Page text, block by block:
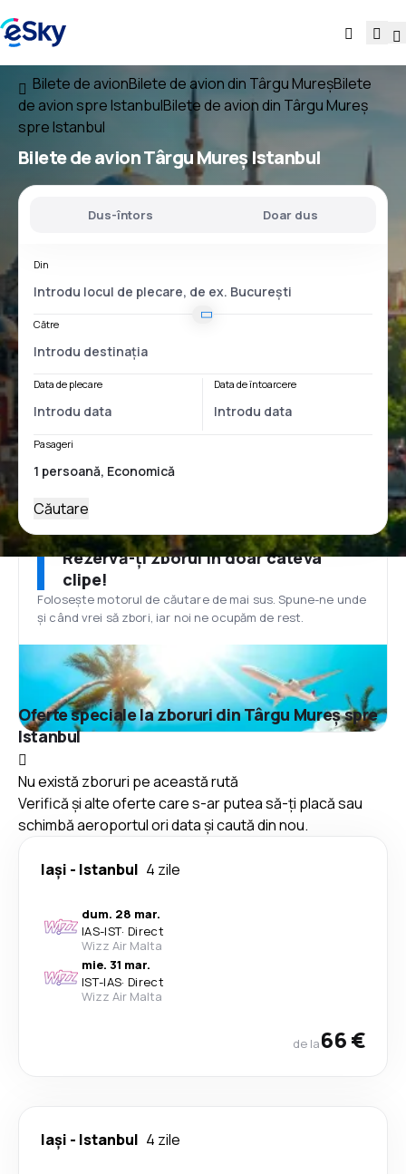
Bilete de avionBilete de avion din Târgu MureșBilete
de avion spre IstanbulBilete de avion din Târgu Mureș
spre Istanbul
Bilete de avionTârgu Mureș Istanbul
Dus-întors Doar dus
Din
Către
Data de plecare Data de întoarcere
Pasageri
Căutare
Rezervă-ți zborul în doar câteva
clipe!
Folosește motorul de căutare de mai sus. Spune-ne unde
și când vrei să zbori, iar noi ne ocupăm de rest.
Oferte speciale la zboruri din Târgu Mureș spre
Istanbul
Nu există zboruri pe această rută
Verifică și alte oferte care s-ar putea să-ți placă sau
schimbă aeroportul ori data și caută din nou.
Iași - Istanbul 4 zile
dum. 28 mar.
IAS-IST· Direct
Wizz Air Malta
mie. 31 mar.
IST-IAS· Direct
Wizz Air Malta
de la66 €
Iași - Istanbul 4 zile